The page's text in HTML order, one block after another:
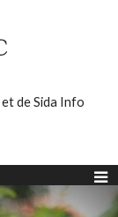
de Sida Info